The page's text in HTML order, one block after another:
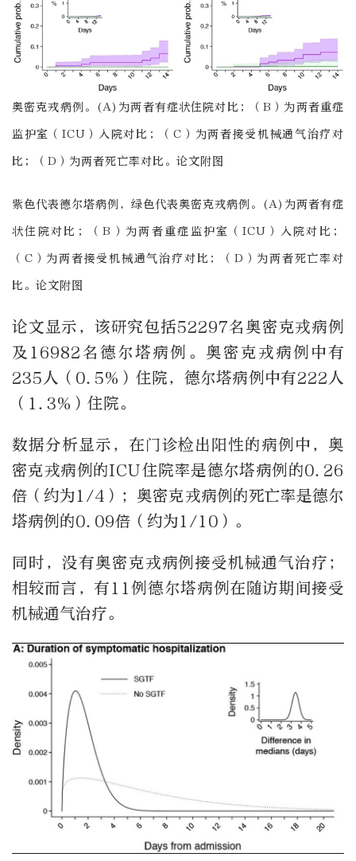
奥密克戎病例。(A)为两者有症状住院对比；（B）为两者重症
监护室（ICU）入院对比；（C）为两者接受机械通气治疗对
比；（D）为两者死亡率对比。论文附图
紫色代表德尔塔病例，绿色代表奥密克戎病例。(A)为两者有症
状住院对比；（B）为两者重症监护室（ICU）入院对比；
（C）为两者接受机械通气治疗对比；（D）为两者死亡率对
比。论文附图
论文显示，该研究包括52297名奥密克戎病例
及16982名德尔塔病例。奥密克戎病例中有
235人（0.5%）住院，德尔塔病例中有222人
（1.3%）住院。
数据分析显示，在门诊检出阳性的病例中，奥
密克戎病例的ICU住院率是德尔塔病例的0.26
倍（约为1/4）；奥密克戎病例的死亡率是德尔
塔病例的0.09倍（约为1/10）。
同时，没有奥密克戎病例接受机械通气治疗；
相较而言，有11例德尔塔病例在随访期间接受
机械通气治疗。